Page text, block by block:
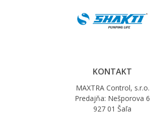
KONTAKT
MAXTRA Control, s.r.o.
Predajňa: Nešporova 6
927 01 Šaľa